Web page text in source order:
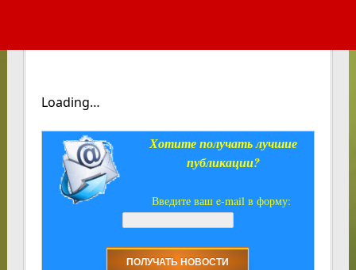
Loading…
Хотите получать лучшие
публикации?
Введите ваш e-mail в форму: